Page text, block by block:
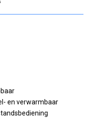
en verwarmbaar